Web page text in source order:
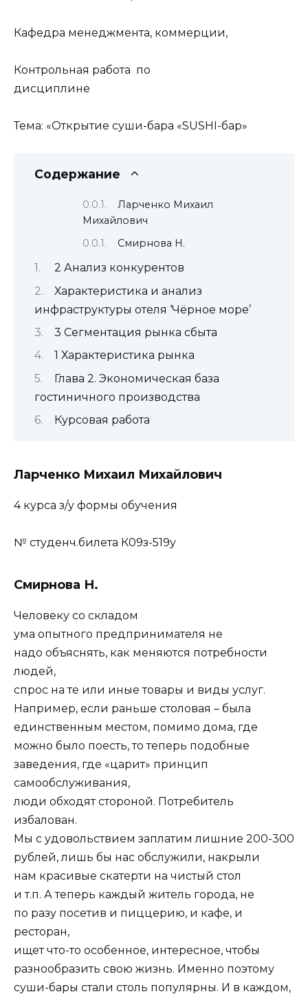
Кафедра менеджмента, коммерции,
Контрольная работа по
дисциплине
Тема: «Открытие суши-бара «SUSHI-бар»
Содержание
Ларченко Михаил
Михайлович
Смирнова Н.
2 Анализ конкурентов
Характеристика и анализ
инфраструктуры отеля ‘Чёрное море’
3 Сегментация рынка сбыта
1 Характеристика рынка
Глава 2. Экономическая база
гостиничного производства
Курсовая работа
Ларченко Михаил Михайлович
4 курса з/у формы обучения
№ студенч.билета К09з-519у
Смирнова Н.
Человеку со складом
ума опытного предпринимателя не
надо объяснять, как меняются потребности
людей,
спрос на те или иные товары и виды услуг.
Например, если раньше столовая – была
единственным местом, помимо дома, где
можно было поесть, то теперь подобные
заведения, где «царит» принцип
самообслуживания,
люди обходят стороной. Потребитель
избалован.
Мы с удовольствием заплатим лишние 200-300
рублей, лишь бы нас обслужили, накрыли
нам красивые скатерти на чистый стол
и т.п. А теперь каждый житель города, не
по разу посетив и пиццерию, и кафе, и
ресторан,
ищет что-то особенное, интересное, чтобы
разнообразить свою жизнь. Именно поэтому
суши-бары стали столь популярны. И в каждом,